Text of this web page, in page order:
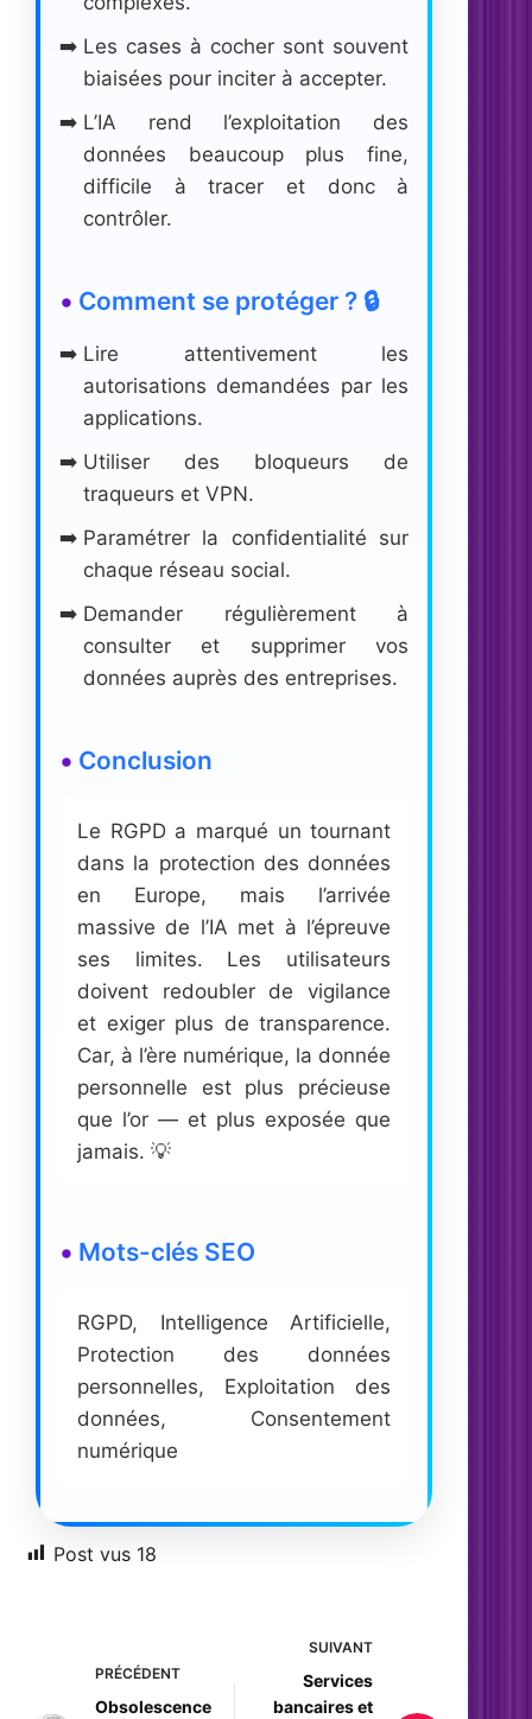
Les cases à cocher sont souvent
biaisées pour inciter à accepter.
L’IA rend l’exploitation des
données beaucoup plus fine,
difficile à tracer et donc à
contrôler.
Comment se protéger ? 🔒
Lire attentivement les
autorisations demandées par les
applications.
Utiliser des bloqueurs de
traqueurs et VPN.
Paramétrer la confidentialité sur
chaque réseau social.
Demander régulièrement à
consulter et supprimer vos
données auprès des entreprises.
Conclusion
Le RGPD a marqué un tournant
dans la protection des données
en Europe, mais l’arrivée
massive de l’IA met à l’épreuve
ses limites. Les utilisateurs
doivent redoubler de vigilance
et exiger plus de transparence.
Car, à l’ère numérique, la donnée
personnelle est plus précieuse
que l’or — et plus exposée que
jamais. 💡
Mots-clés SEO
RGPD, Intelligence Artificielle,
Protection des données
personnelles, Exploitation des
données, Consentement
numérique
Post vus 18
PRÉCÉDENT
Obsolescence
SUIVANT
Services
bancaires et